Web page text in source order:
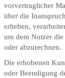
vorvertraglicher
über die
erheben,
um dem Nutzer
oder abzurechnen.
Die erhobenen
oder Beendigung